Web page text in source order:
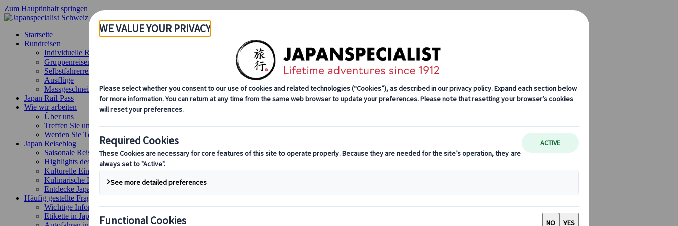
Zum Hauptinhalt springen
Startseite
Rundreisen
Individuelle Reisen
Gruppenreisen
Selbstfahrerreisen
Ausflüge
Massgeschneiderte Gruppenreisen
Japan Rail Pass
Wie wir arbeiten
Über uns
Treffen Sie unser Team
Werden Sie Teil unseres Teams
Japan Reiseblog
Saisonale Reisetipps
Highlights des Reiseziels
Kulturelle Einblicke
Kulinarische Erlebnisse
Entdecke Japan mit dem Zug
Häufig gestellte Fragen
Wichtige Informationen
Etikette in Japan